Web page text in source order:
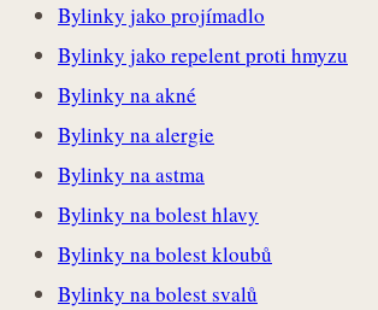
Bylinky jako projímadlo
Bylinky jako repelent proti hmyzu
Bylinky na akné
Bylinky na alergie
Bylinky na astma
Bylinky na bolest hlavy
Bylinky na bolest kloubů
Bylinky na bolest svalů